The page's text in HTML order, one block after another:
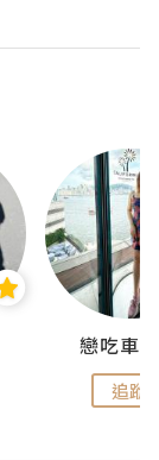
戀吃車
追蹤